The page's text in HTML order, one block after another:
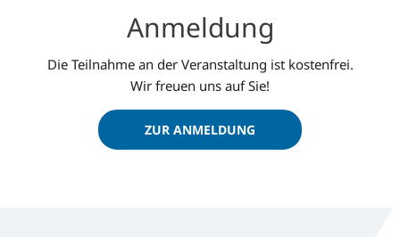
Anmeldung
Die Teilnahme an der Veranstaltung ist kostenfrei.
Wir freuen uns auf Sie!
ZUR ANMELDUNG